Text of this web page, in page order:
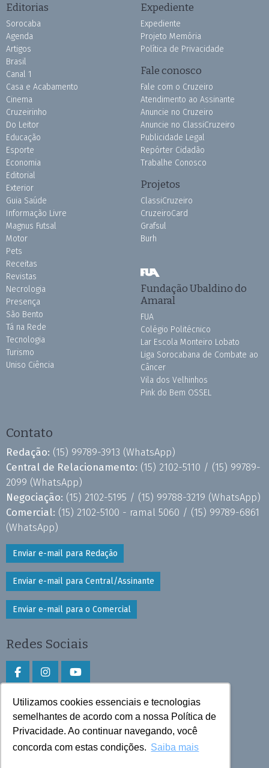
Utilizamos cookies essenciais e tecnologias
semelhantes de acordo com a nossa Política de
Privacidade. Ao continuar navegando, você
concorda com estas condições. Saiba mais
Editorias
Sorocaba
Agenda
Artigos
Brasil
Canal 1
Casa e Acabamento
Cinema
Cruzeirinho
Do Leitor
Educação
Esporte
Economia
Editorial
Exterior
Guia Saúde
Informação Livre
Magnus Futsal
Motor
Pets
Receitas
Revistas
Necrologia
Presença
São Bento
Tá na Rede
Tecnologia
Turismo
Uniso Ciência
Expediente
Expediente
Projeto Memória
Política de Privacidade
Fale conosco
Fale com o Cruzeiro
Atendimento ao Assinante
Anuncie no Cruzeiro
Anuncie no ClassiCruzeiro
Publicidade Legal
Repórter Cidadão
Trabalhe Conosco
Projetos
ClassiCruzeiro
CruzeiroCard
Grafsul
Burh
Fundação Ubaldino do
Amaral
FUA
Colégio Politécnico
Lar Escola Monteiro Lobato
Liga Sorocabana de Combate ao
Câncer
Vila dos Velhinhos
Pink do Bem OSSEL
Contato
Redação: (15) 99789-3913 (WhatsApp)
Central de Relacionamento: (15) 2102-5110 / (15) 99789-
2099 (WhatsApp)
Negociação: (15) 2102-5195 / (15) 99788-3219 (WhatsApp)
Comercial: (15) 2102-5100 - ramal 5060 / (15) 99789-6861
(WhatsApp)
Enviar e-mail para Redação
Enviar e-mail para Central/Assinante
Enviar e-mail para o Comercial
Redes Sociais
Faça download do aplicativo
Play Store e App Store